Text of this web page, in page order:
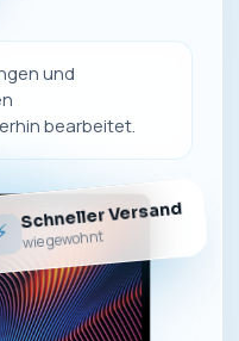
und
bearbeitet.
Schneller Versand
wie gewohnt